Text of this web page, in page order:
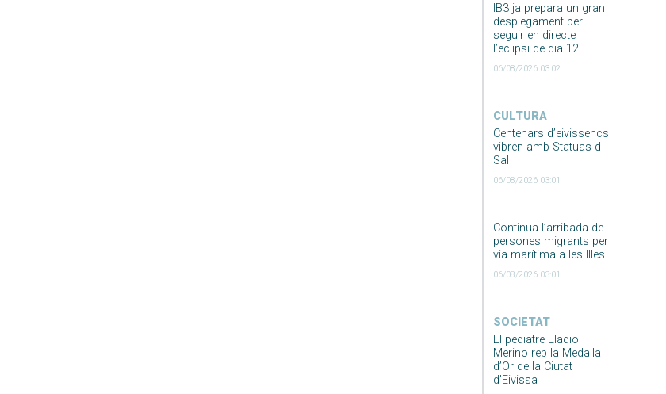
IB3 ja prepara un gran
desplegament per
seguir en directe
l’eclipsi de dia 12
06/08/2026 03:02
CULTURA
Centenars d’eivissencs
vibren amb Statuas d
Sal
06/08/2026 03:01
Continua l’arribada de
persones migrants per
via marítima a les Illes
06/08/2026 03:01
SOCIETAT
El pediatre Eladio
Merino rep la Medalla
d’Or de la Ciutat
d’Eivissa